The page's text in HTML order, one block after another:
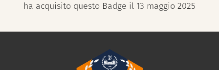
ha acquisito questo Badge il 13 maggio 2025